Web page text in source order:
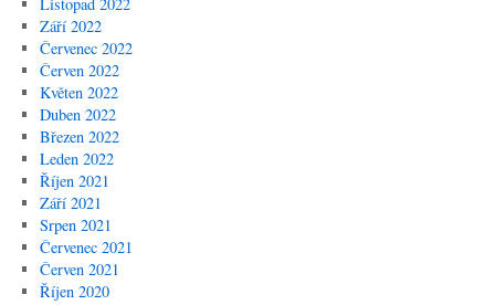
Září 2022
Červenec 2022
Červen 2022
Květen 2022
Duben 2022
Březen 2022
Leden 2022
Říjen 2021
Září 2021
Srpen 2021
Červenec 2021
Červen 2021
Říjen 2020